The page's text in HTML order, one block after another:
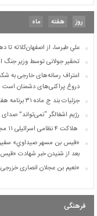
روز هفته ماه
«نعیم بن عجلان انصاری
اسامی ۲۹۰ نفر از شهدای پرواز ۶۵۵ ایران ایر
بیوگرافی ۷۲ تن از یاران شیدای امام حسین علیه‌السلام
علیِ طبرسا، از اصفهان‌کلاته تا
تحقیر جولانی توسط وزیر جنگ
اعتراف رسانه‌های خارجی به
دروغ پراکنی‌های دشمنان است
جزئیات بند ج ماده ۳۱ برنامه هفتم توسعه در مورد ایثارگران
رژیم اشغالگر “نمی‌تواند”
هلاکت ۴ نظامی اسرائیلی ۱۱ مجروح در نبرد با رزمندگان حزب‌الله در جنوب لبنان + عکس
«قيس بن مسهر صيداوي» سفیر
بعد از شنیدن خبر شهادت
«نعیم بن عجلان انصاری
بیوگرافی ۷۲ تن از یاران شیدای امام حسین علیه‌السلام
علیِ طبرسا، از اصفهان‌کلاته تا
فرهنگی